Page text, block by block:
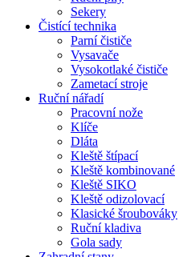
Sekery
Čistící technika
Parní čističe
Vysavače
Vysokotlaké čističe
Zametací stroje
Ruční nářadí
Pracovní nože
Klíče
Dláta
Kleště štípací
Kleště kombinované
Kleště SIKO
Kleště odizolovací
Klasické šroubováky
Ruční kladiva
Gola sady